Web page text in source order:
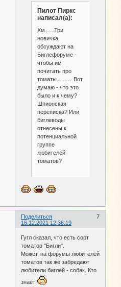
Пилот Пиркс
написал(а):
Хм......Три
новичка
обсуждают на
Биглефоруме -
чтобы им
почитать про
томаты......... Вот
думаю - что это
было и к чему?
Шпионская
переписка? Или
биглеводы
отнесены к
потенциальной
группе
любителей
томатов?
Поделиться
7
16.12.2021 12:36:19
Гугл сказал, что есть сорт
томатов "Бигли".
Может, на форумы любителей
томатов так же забредают
любители биглей - собак. Кто
знает